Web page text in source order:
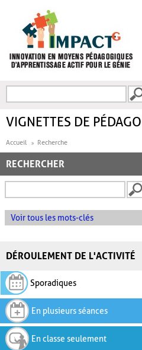
FORMULAIRE DE
VIGNETTES DE
Accueil Recherche
RECHERCHER
Voir tous les mots-clés
DÉROULEMENT DE L'ACTIVITÉ
Sporadiques
En plusieurs séances
En classe seulement